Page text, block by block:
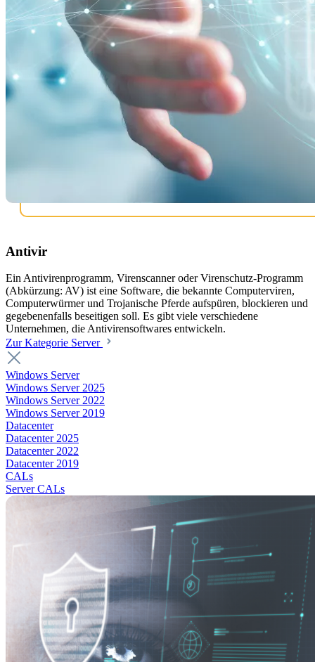
Antivir
Ein Antivirenprogramm, Virenscanner oder Virenschutz-Programm
(Abkürzung: AV) ist eine Software, die bekannte Computerviren,
Computerwürmer und Trojanische Pferde aufspüren, blockieren und
gegebenenfalls beseitigen soll. Es gibt viele verschiedene
Unternehmen, die Antivirensoftwares entwickeln.
Zur Kategorie Server
Windows Server
Windows Server 2025
Windows Server 2022
Windows Server 2019
Datacenter
Datacenter 2025
Datacenter 2022
Datacenter 2019
CALs
Server CALs